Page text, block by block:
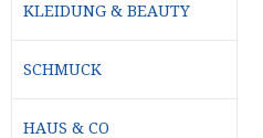
KLEIDUNG & BEAUTY
SCHMUCK
HAUS & CO